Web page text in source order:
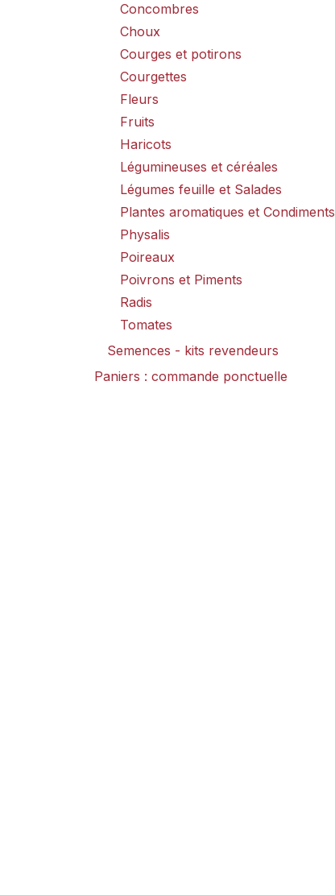
Concombres
Choux
Courges et potirons
Courgettes
Fleurs
Fruits
Haricots
Légumineuses et céréales
Légumes feuille et Salades
Plantes aromatiques et Condiments
Physalis
Poireaux
Poivrons et Piments
Radis
Tomates
Semences - kits revendeurs
Paniers : commande ponctuelle